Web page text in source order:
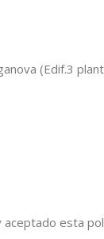
(Edif.3
esta